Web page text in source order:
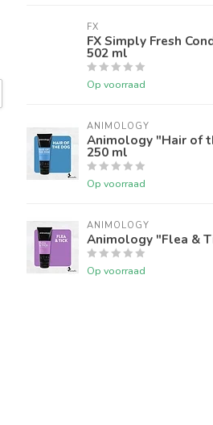
FX
FX Simply Fresh
502 ml
Op voorraad
ANIMOLOGY
Animology "Hair of
250 ml
Op voorraad
ANIMOLOGY
Animology "Flea &
Op voorraad